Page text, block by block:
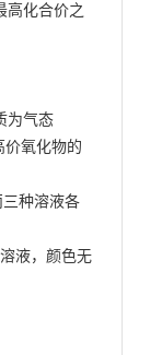
高化合价之
为气态
价氧化物的
种溶液各
液，颜色无